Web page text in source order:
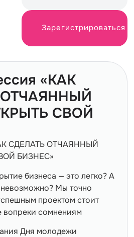
Зарегистрироваться
«КАК
СВОЙ
СДЕЛАТЬ ОТЧАЯННЫЙ
БИЗНЕС»
бизнеса — это легко? А
невозможно? Мы точно
проектом стоит
вопреки сомнениям
Дня молодежи